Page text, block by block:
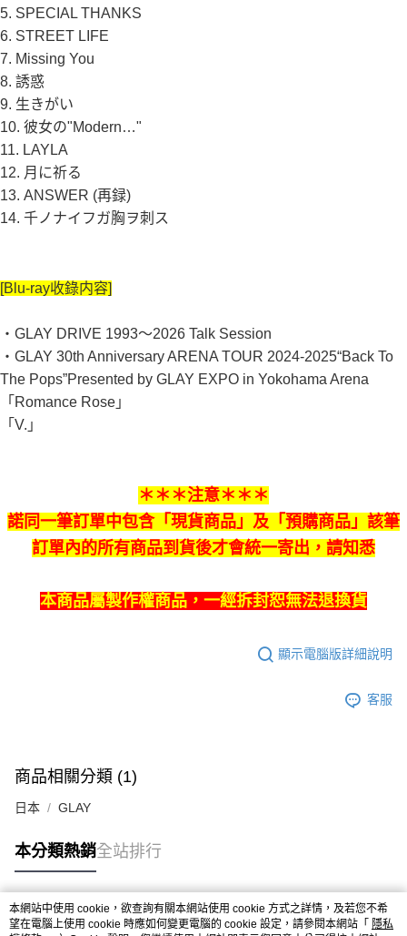
5. SPECIAL THANKS
6. STREET LIFE
7. Missing You
8. 誘惑
9. 生きがい
10. 彼女の"Modern…"
11. LAYLA
12. 月に祈る
13. ANSWER (再録)
14. 千ノナイフガ胸ヲ刺ス
[Blu-ray收錄内容]
・GLAY DRIVE 1993～2026 Talk Session
・GLAY 30th Anniversary ARENA TOUR 2024-2025“Back To
The Pops”Presented by GLAY EXPO in Yokohama Arena
「Romance Rose」
「V.」
＊＊＊注意＊＊＊
諾同一筆訂單中包含「現貨商品」及「預購商品」該筆
訂單內的所有商品到貨後才會統一寄出，請知悉
本商品屬製作權商品，一經拆封恕無法退換貨
顯示電腦版詳細說明
客服
商品相關分類 (1)
日本 GLAY
本分類熱銷全站排行
熱門標籤
本網站中使用 cookie，欲查詢有關本網站使用 cookie 方式之詳情，及若您不希
望在電腦上使用 cookie 時應如何變更電腦的 cookie 設定，請參閱本網站「 隱私